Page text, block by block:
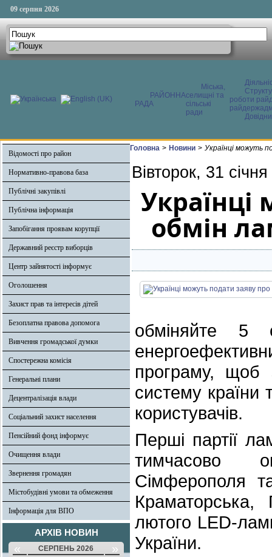
09 серпня 2026
РАЙОННА
РАДА
Міська,
селищні та
сільські
ради
роботи
Відомості про район
Нормативно-правова база
Публічні закупівлі
Публічна інформація
Запобігання проявам корупції
Державний реєстр виборців
Центр зайнятості інформує
Оголошення
Захист прав та інтересів дітей
Безоплатна правова допомога
Вивчення громадської думки
Спостережна комісія
Генеральні плани
Децентралізація влади
Соціальний захист населення
Пенсійний фонд інформує
Очищення влади
Звернення громадян
Містобудівні умови та обмеження
Інформація для ВПО
АРХІВ НОВИН
« СЕРПЕНЬ 2026 »
Головна > Новини > Українці можуть
Вівторок, 31
Українці
обмін
обміняйте 5
програму, щоб
систему країни
користувачів.
Перші партії
тимчасово
Сімферополя
лютого LED-
України.